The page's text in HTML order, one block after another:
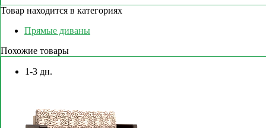
Товар находится в категориях
Прямые диваны
Похожие товары
1-3 дн.